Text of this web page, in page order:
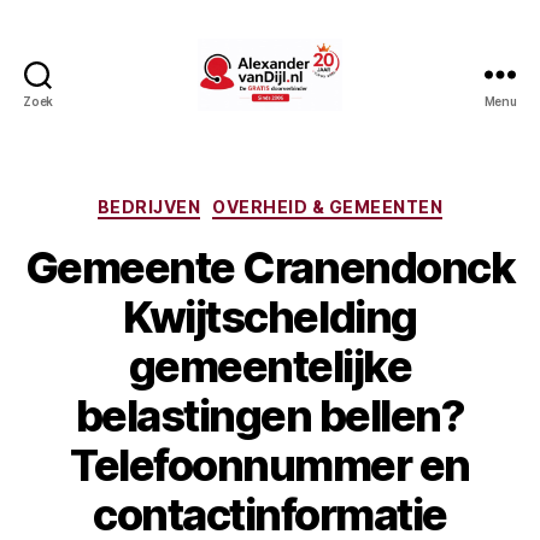
Zoek Menu
Categorieën
BEDRIJVEN OVERHEID & GEMEENTEN
Gemeente Cranendonck
Kwijtschelding
gemeentelijke
belastingen bellen?
Telefoonnummer en
contactinformatie